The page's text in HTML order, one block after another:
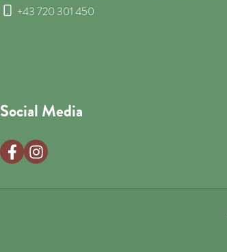
+43 720 301 450
Social Media